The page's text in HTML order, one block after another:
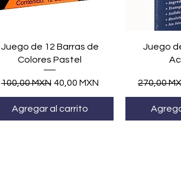
Vista rápida
Juego de 12 Barras de
Colores Pastel
Precio
100,00 MXN Precio de oferta
40,00 MXN
Agregar al carrito
Juego
Precio
270,00